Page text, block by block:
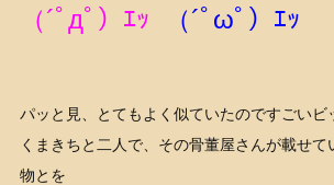
（´ﾟдﾟ）ｴｯ （´ﾟωﾟ）ｴｯ
パッと見、とてもよく似ていたのですごいビ
くまきちと二人で、その骨董屋さんが載せて
物とを